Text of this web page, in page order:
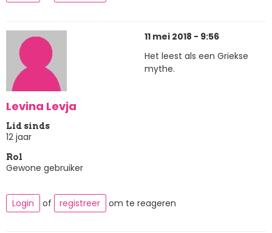
Levina Levja
Lid sinds
12 jaar
Rol
Gewone gebruiker
11 mei 2018 - 9:56
Het leest als een Griekse
mythe.
Login of registreer om te reageren